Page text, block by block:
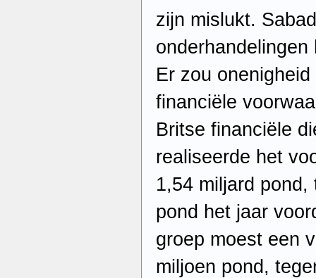
zijn mislukt.
Er zou
financiële
Britse financiële
realiseerde het
1,54 miljard
pond het jaar
groep moest een
miljoen pond,